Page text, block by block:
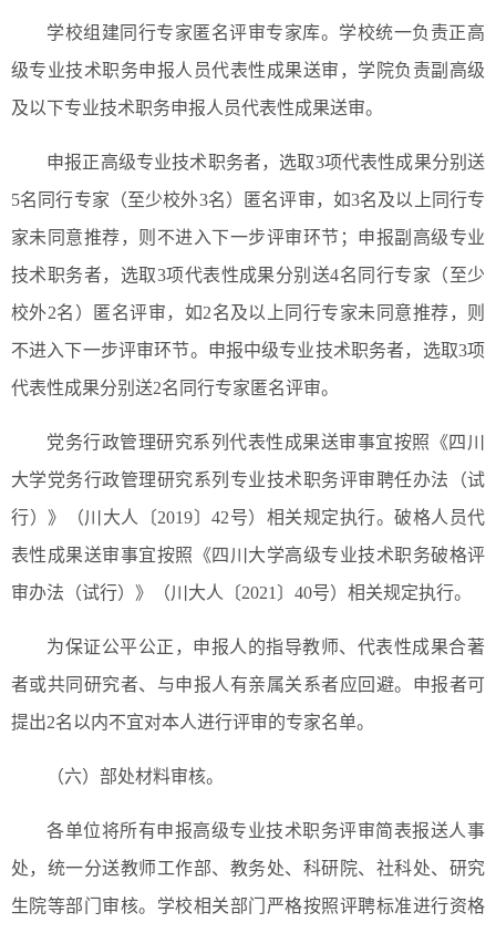
学校组建同行专家匿名评审专家库。学校统一负责正高
级专业技术职务申报人员代表性成果送审，学院负责副高级
及以下专业技术职务申报人员代表性成果送审。
申报正高级专业技术职务者，选取3项代表性成果分别送
5名同行专家（至少校外3名）匿名评审，如3名及以上同行专
家未同意推荐，则不进入下一步评审环节；申报副高级专业
技术职务者，选取3项代表性成果分别送4名同行专家（至少
校外2名）匿名评审，如2名及以上同行专家未同意推荐，则
不进入下一步评审环节。申报中级专业技术职务者，选取3项
代表性成果分别送2名同行专家匿名评审。
党务行政管理研究系列代表性成果送审事宜按照《四川
大学党务行政管理研究系列专业技术职务评审聘任办法（试
行）》（川大人〔2019〕42号）相关规定执行。破格人员代
表性成果送审事宜按照《四川大学高级专业技术职务破格评
审办法（试行）》（川大人〔2021〕40号）相关规定执行。
为保证公平公正，申报人的指导教师、代表性成果合著
者或共同研究者、与申报人有亲属关系者应回避。申报者可
提出2名以内不宜对本人进行评审的专家名单。
（六）部处材料审核。
各单位将所有申报高级专业技术职务评审简表报送人事
处，统一分送教师工作部、教务处、科研院、社科处、研究
生院等部门审核。学校相关部门严格按照评聘标准进行资格